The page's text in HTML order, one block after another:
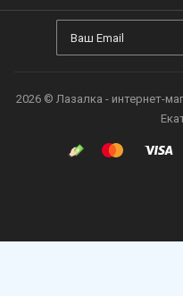
2026 © Лазалка - интернет-